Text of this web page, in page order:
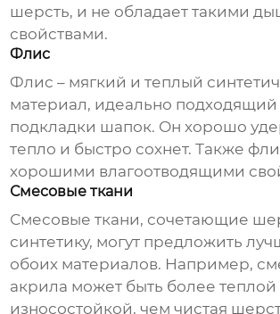
шерсть, и не обладает такими
свойствами.
Флис
Флис – мягкий и теплый
материал, идеально подходящий
подкладки шапок. Он хорошо
тепло и быстро сохнет. Также
хорошими влагоотводящими
Смесовые ткани
Смесовые ткани, сочетающие
синтетику, могут предложить
обоих материалов. Например,
акрила может быть более теплой
износостойкой, чем чистая